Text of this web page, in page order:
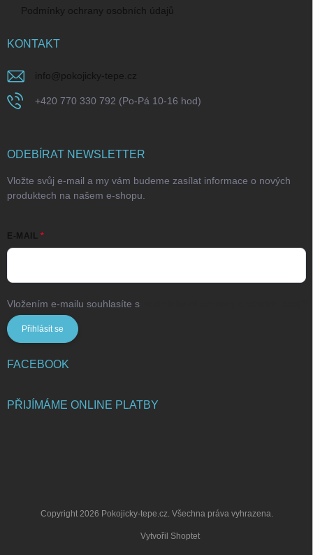
Podmínky ochrany osobních údajů
KONTAKT
info@pokojicky-tepe.cz
+420 770 330 792 (Po-Pá 10-16 hod)
ODEBÍRAT NEWSLETTER
Vložte svůj e-mail a my vám budeme zasílat informace o nových
produktech na našem e-shopu.
E-MAIL
Vložením e-mailu souhlasíte s
Přihlásit se
FACEBOOK
PŘIJÍMÁME ONLINE PLATBY
Vytvořil Shoptet
Copyright 2026 Pokojicky-tepe.cz. Všechna práva vyhrazena.